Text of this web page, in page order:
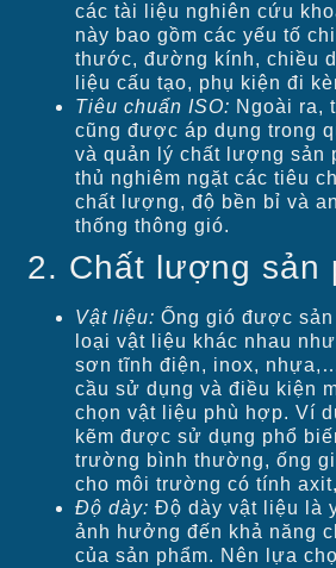
các tài liệu nghiên cứu
này bao gồm các yếu tố
thước, đường kính, chiều
liệu cấu tạo, phụ kiện đi
Tiêu chuẩn ISO: Ngoài ra,
cũng được áp dụng trong
và quản lý chất lượng sản
thủ nghiêm ngặt các tiêu
chất lượng, độ bền bỉ và
thống thông gió.
2. Chất lượng sản
Vật liệu: Ống gió được
loại vật liệu khác nhau
sơn tĩnh điện, inox,
cầu sử dụng và điều kiện
chọn vật liệu phù hợp. Ví
kẽm được sử dụng phổ
trường bình thường, ống
cho môi trường có tính
Độ dày: Độ dày vật liệu là
ảnh hưởng đến khả năng
của sản phẩm. Nên lựa